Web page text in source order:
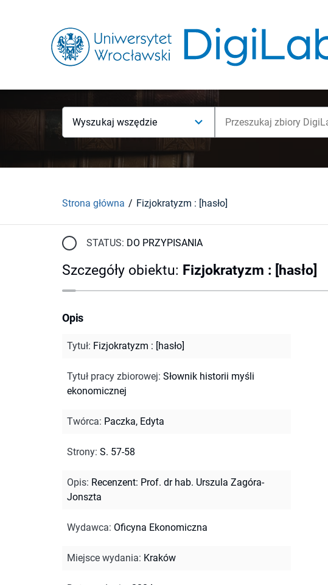
Wyszukaj wszędzie
Strona główna Fizjokratyzm : [hasło]
STATUS: DO PRZYPISANIA
Szczegóły obiektu: Fizjokratyzm : [hasło]
Opis
Tytuł: Fizjokratyzm : [hasło]
Tytuł pracy zbiorowej: Słownik historii myśli
ekonomicznej
Twórca: Paczka, Edyta
Strony: S. 57-58
Opis: Recenzent: Prof. dr hab. Urszula Zagóra-
Jonszta
Wydawca: Oficyna Ekonomiczna
Miejsce wydania: Kraków